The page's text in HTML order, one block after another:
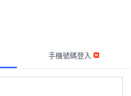
手機號碼登入